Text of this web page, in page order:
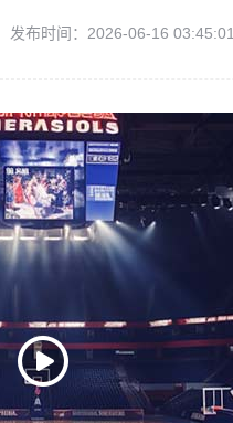
发布时间：2026-06-16 03:45:01